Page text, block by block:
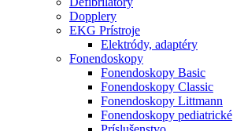
Dopplery
EKG Prístroje
Elektródy, adaptéry
Fonendoskopy
Fonendoskopy Basic
Fonendoskopy Classic
Fonendoskopy Littmann
Fonendoskopy pediatrické